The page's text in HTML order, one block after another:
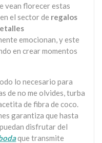
vean florecer estas
el sector de regalos
emocionan, y este
en crear momentos
lo necesario para
de no me olvides, turba
de fibra de coco.
garantiza que hasta
disfrutar del
que transmite